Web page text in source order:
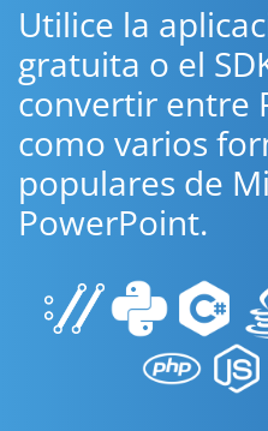
Utilice la
gratuita o el
convertir entre
como varios
populares de
PowerPoint.